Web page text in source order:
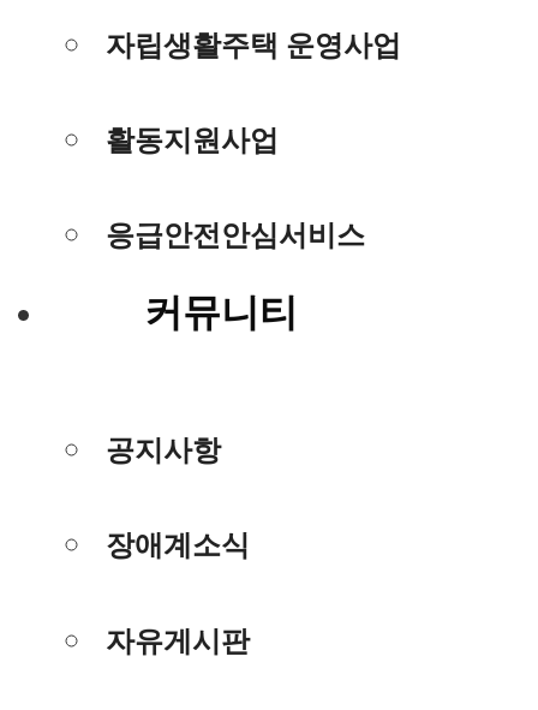
자립생활주택 운영사업
활동지원사업
응급안전안심서비스
커뮤니티
공지사항
장애계소식
자유게시판